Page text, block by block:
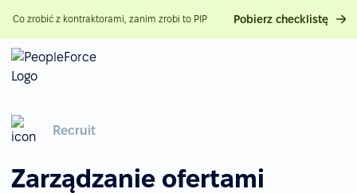
Co zrobić z kontraktorami, zanim zrobi to PIP Pobierz checklistę
Recruit
Zarządzanie ofertami